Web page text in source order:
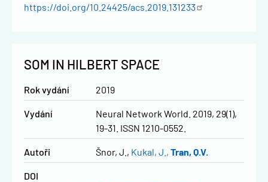
https://doi.org/10.24425/acs.2019.131233
SOM IN HILBERT SPACE
Rok vydání 2019
Vydání
Neural Network World. 2019, 29(1),
19-31. ISSN 1210-0552.
Autoři Šnor, J. Kukal, J. Tran, Q.V.
DOI